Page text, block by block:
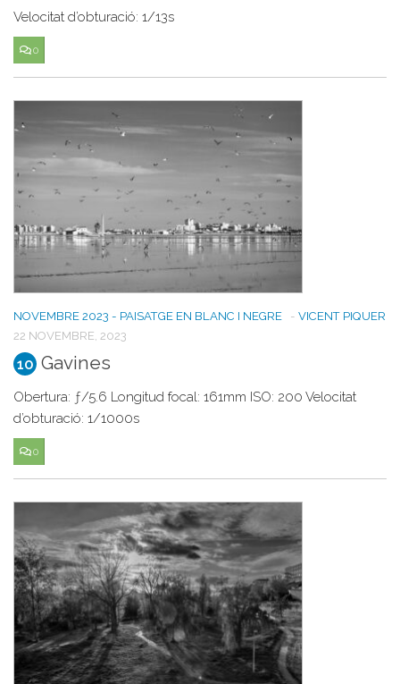
Velocitat d’obturació: 1/13s
0
- VICENT PIQUER
NOVEMBRE 2023 - PAISATGE EN BLANC I NEGRE
22 NOVEMBRE, 2023
10 Gavines
Obertura: ƒ/5.6 Longitud focal: 161mm ISO: 200 Velocitat
d’obturació: 1/1000s
0